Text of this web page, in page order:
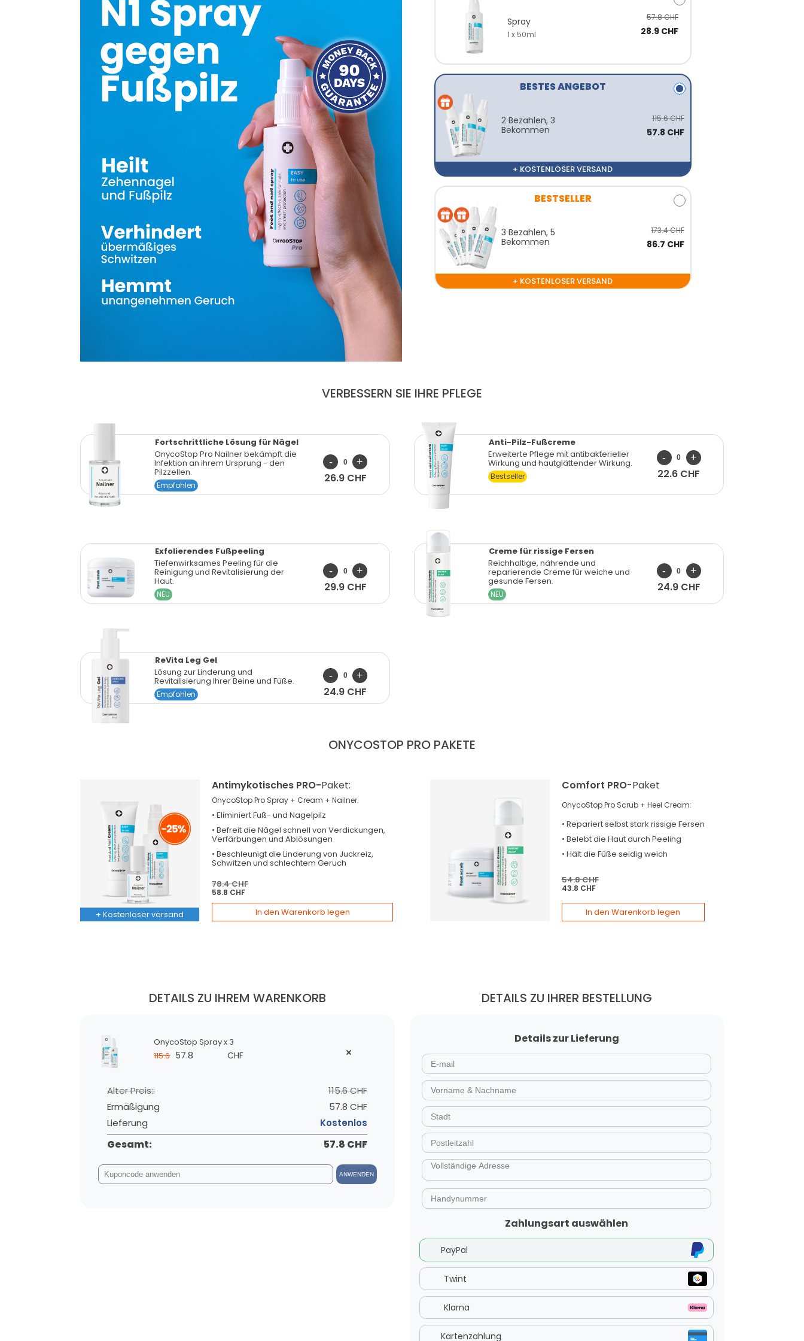
Spray
1 x 50ml
57.8 CHF
28.9 CHF
BESTES ANGEBOT
2 Bezahlen, 3
Bekommen
115.6 CHF
57.8 CHF
+ KOSTENLOSER VERSAND
BESTSELLER
3 Bezahlen, 5
Bekommen
173.4 CHF
86.7 CHF
+ KOSTENLOSER VERSAND
VERBESSERN SIE IHRE PFLEGE
Fortschrittliche Lösung für Nägel
OnycoStop Pro Nailner bekämpft die
Infektion an ihrem Ursprung - den
Pilzzellen.
Empfohlen
26.9 CHF
Anti-Pilz-Fußcreme
Erweiterte Pflege mit antibakterieller
Wirkung und hautglättender Wirkung.
Bestseller 22.6 CHF
Exfolierendes Fußpeeling
Tiefenwirksames Peeling für die
Reinigung und Revitalisierung der
Haut.
NEU
29.9 CHF
Creme für rissige Fersen
Reichhaltige, nährende und
reparierende Creme für weiche und
gesunde Fersen.
NEU
24.9 CHF
ReVita Leg Gel
Lösung zur Linderung und
Revitalisierung Ihrer Beine und Füße.
Empfohlen 24.9 CHF
ONYCOSTOP PRO PAKETE
+ Kostenloser versand
Antimykotisches PRO-Paket:
OnycoStop Pro Spray + Cream + Nailner:
•EliminiertFuß- und Nagelpilz
•Befreit die Nägelschnell von Verdickungen,
Verfärbungen und Ablösungen
•Beschleunigt die Linderung von Juckreiz,
Schwitzen und schlechtem Geruch
78.4 CHF
58.8 CHF
In den Warenkorb legen
Comfort PRO-Paket
OnycoStop Pro Scrub + Heel Cream:
• Repariertselbst stark rissige Fersen
• Belebt die Haut durch Peeling
• Hält die Füße seidig weich
54.8 CHF
43.8 CHF
In den Warenkorb legen
DETAILS ZU IHREM WARENKORB
OnycoStop Spray x 3
115.6 57.8 CHF
Alter Preis::
115.6 CHF
Ermäßigung
57.8 CHF
Lieferung
Kostenlos
Gesamt: 57.8 CHF
ANWENDEN
DETAILS ZU IHRER BESTELLUNG
Details zur Lieferung
Zahlungsart auswählen
PayPal
Twint
Klarna
Kartenzahlung